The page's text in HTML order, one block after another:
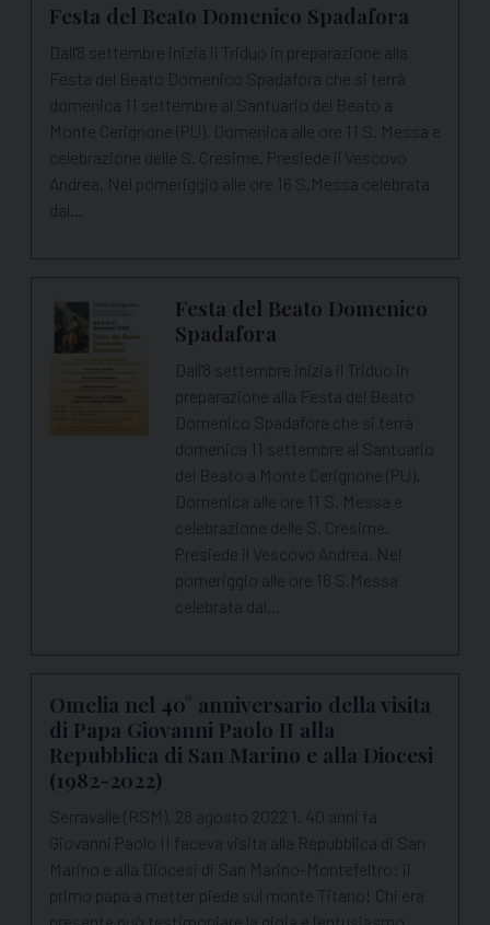
Festa del Beato Domenico Spadafora
Dall'8 settembre inizia il Triduo in preparazione alla
Festa del Beato Domenico Spadafora che si terrà
domenica 11 settembre al Santuario del Beato a
Monte Cerignone (PU). Domenica alle ore 11 S. Messa e
celebrazione delle S. Cresime. Presiede il Vescovo
Andrea. Nel pomeriggio alle ore 16 S.Messa celebrata
dal…
Festa del Beato Domenico
Spadafora
Dall'8 settembre inizia il Triduo in
preparazione alla Festa del Beato
Domenico Spadafora che si terrà
domenica 11 settembre al Santuario
del Beato a Monte Cerignone (PU).
Domenica alle ore 11 S. Messa e
celebrazione delle S. Cresime.
Presiede il Vescovo Andrea. Nel
pomeriggio alle ore 16 S.Messa
celebrata dal…
Omelia nel 40° anniversario della visita
di Papa Giovanni Paolo II alla
Repubblica di San Marino e alla Diocesi
(1982-2022)
Serravalle (RSM), 28 agosto 2022 1. 40 anni fa
Giovanni Paolo II faceva visita alla Repubblica di San
Marino e alla Diocesi di San Marino-Montefeltro: il
primo papa a metter piede sul monte Titano! Chi era